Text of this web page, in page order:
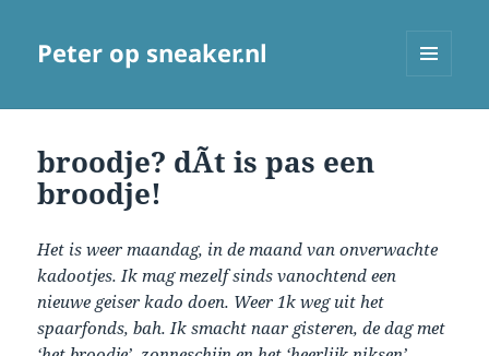
Peter op sneaker.nl
broodje? dÃ­t is pas een
broodje!
Het is weer maandag, in de maand van onverwachte
kadootjes. Ik mag mezelf sinds vanochtend een
nieuwe geiser kado doen. Weer 1k weg uit het
spaarfonds, bah. Ik smacht naar gisteren, de dag met